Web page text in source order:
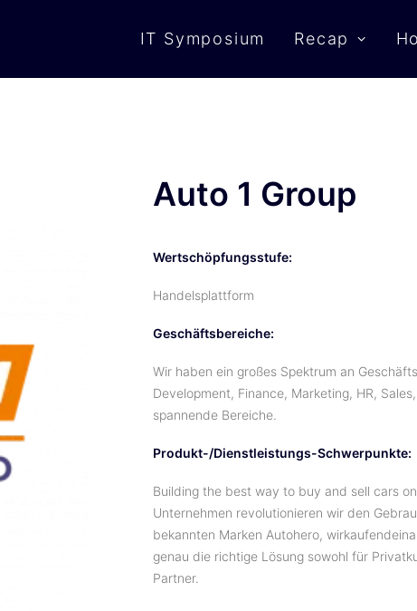
IT Symposium Recap
Auto 1 Group
Wertschöpfungsstufe:
Handelsplattform
Geschäftsbereiche:
Wir haben ein großes Spektrum an
Development, Finance, Marketing, HR,
spannende Bereiche.
Produkt-/Dienstleistungs-Schwerpunkte:
Building the best way to buy and sell cars
Unternehmen revolutionieren wir den
bekannten Marken Autohero,
genau die richtige Lösung sowohl für
Partner.